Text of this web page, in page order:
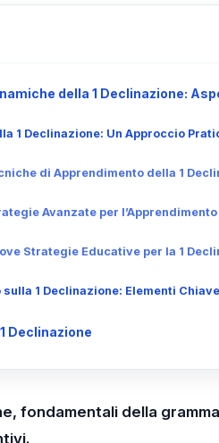
della 1 Declinazione:
1 Declinazione: Un Approccio
di Apprendimento della 1
Avanzate per
Strategie Educative per la 1
sulla 1 Declinazione: Elementi
Declinazione
fondamentali della